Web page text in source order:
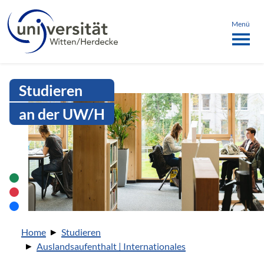
Intranet Uni WH |
Menü
Sprachmenü
schließen
Studieren
an der UW/H
Sie sind hier:
Home
Studieren
Auslandsaufenthalt | Internationales